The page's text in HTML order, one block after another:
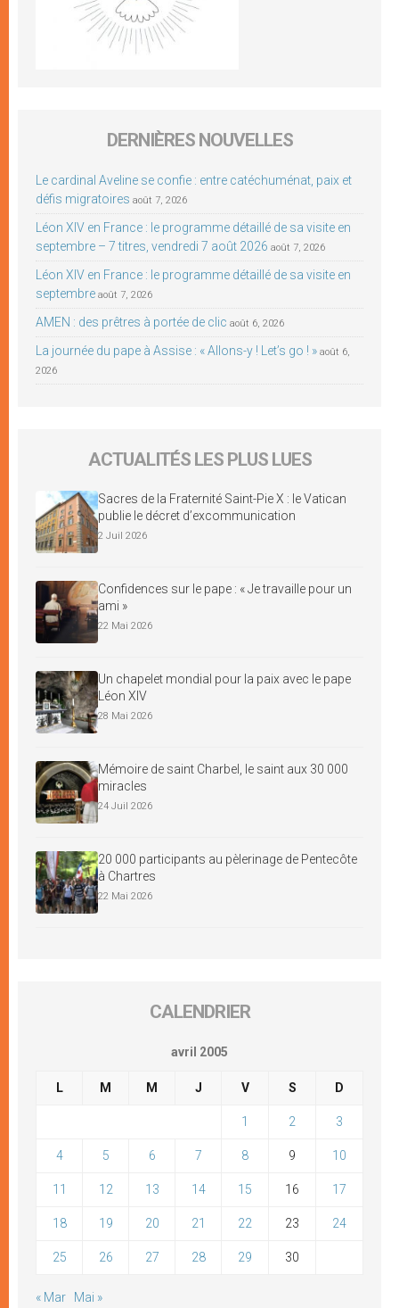
DERNIÈRES NOUVELLES
Le cardinal Aveline se confie : entre catéchuménat, paix et
défis migratoires août 7, 2026
Léon XIV en France : le programme détaillé de sa visite en
septembre – 7 titres, vendredi 7 août 2026 août 7, 2026
Léon XIV en France : le programme détaillé de sa visite en
septembre août 7, 2026
AMEN : des prêtres à portée de clic août 6, 2026
La journée du pape à Assise : « Allons-y ! Let’s go ! » août 6,
2026
ACTUALITÉS LES PLUS LUES
Sacres de la Fraternité Saint-Pie X : le Vatican
publie le décret d’excommunication
2 Juil 2026
Confidences sur le pape : « Je travaille pour un
ami »
22 Mai 2026
Un chapelet mondial pour la paix avec le pape
Léon XIV
28 Mai 2026
Mémoire de saint Charbel, le saint aux 30 000
miracles
24 Juil 2026
20 000 participants au pèlerinage de Pentecôte
à Chartres
22 Mai 2026
CALENDRIER
avril 2005
L M M J V S D
1 2 3
4 5 6 7 8 9 10
11 12 13 14 15 16 17
18 19 20 21 22 23 24
25 26 27 28 29 30
« Mar Mai »